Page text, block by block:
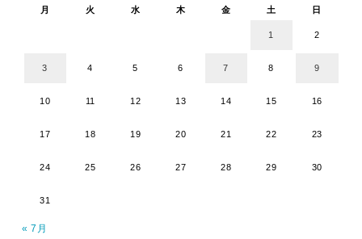
月 火 水 木 金 土 日
1 2
3 4 5 6 7 8 9
10 11 12 13 14 15 16
17 18 19 20 21 22 23
24 25 26 27 28 29 30
31
« 7月